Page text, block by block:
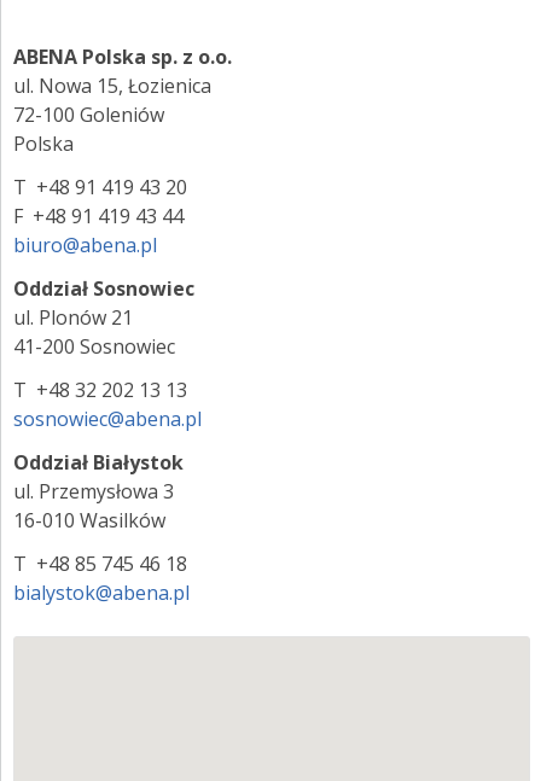
ABENA Polska sp. z o.o.
ul. Nowa 15, Łozienica
72-100 Goleniów
Polska
T +48 91 419 43 20
F +48 91 419 43 44
biuro@abena.pl
Oddział Sosnowiec
ul. Plonów 21
41-200 Sosnowiec
T +48 32 202 13 13
sosnowiec@abena.pl
Oddział Białystok
ul. Przemysłowa 3
16-010 Wasilków
T +48 85 745 46 18
bialystok@abena.pl